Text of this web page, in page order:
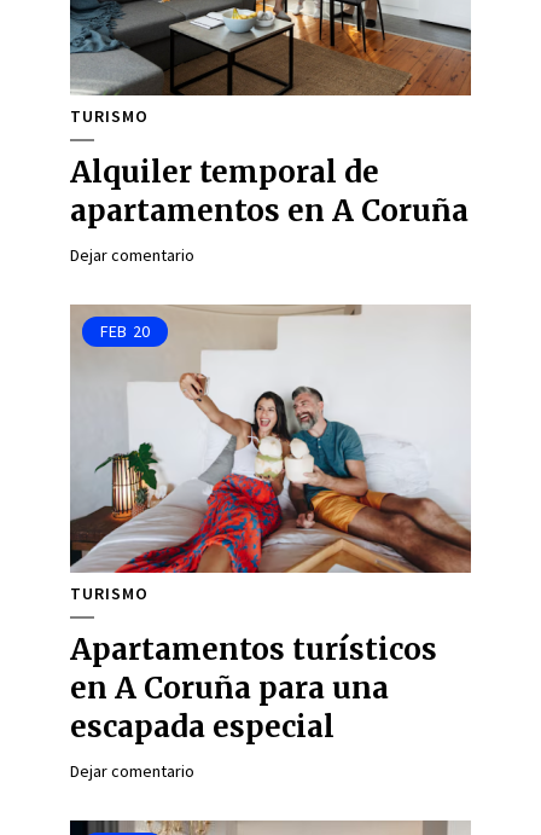
TURISMO
Alquiler temporal de
apartamentos en A Coruña
Dejar comentario
FEB 20
TURISMO
Apartamentos turísticos
en A Coruña para una
escapada especial
Dejar comentario